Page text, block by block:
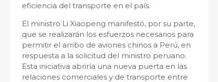
eficiencia del transporte en el país.
El ministro Li Xiaopeng manifestó, por su parte,
que se realizarán los esfuerzos necesarios para
permitir el arribo de aviones chinos a Perú, en
respuesta a la solicitud del ministro peruano.
Esta iniciativa abriría una nueva puerta en las
relaciones comerciales y de transporte entre